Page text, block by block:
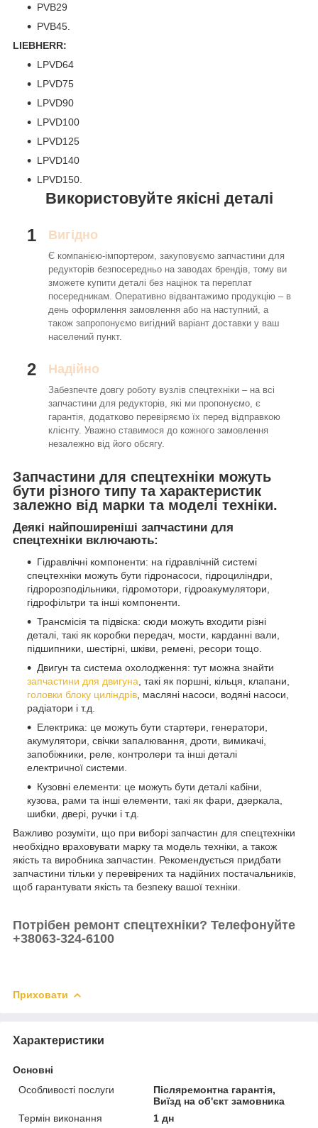
PVB29
PVB45.
LIEBHERR:
LPVD64
LPVD75
LPVD90
LPVD100
LPVD125
LPVD140
LPVD150.
Використовуйте якісні деталі
1 Вигідно
Є компанією-імпортером, закуповуємо запчастини для
редукторів безпосередньо на заводах брендів, тому ви
зможете купити деталі без націнок та переплат
посередникам. Оперативно відвантажимо продукцію – в
день оформлення замовлення або на наступний, а
також запропонуємо вигідний варіант доставки у ваш
населений пункт.
2 Надійно
Забезпечте довгу роботу вузлів спецтехніки – на всі
запчастини для редукторів, які ми пропонуємо, є
гарантія, додатково перевіряємо їх перед відправкою
клієнту. Уважно ставимося до кожного замовлення
незалежно від його обсягу.
Запчастини для спецтехніки можуть
бути різного типу та характеристик
залежно від марки та моделі техніки.
Деякі найпоширеніші запчастини для
спецтехніки включають:
Гідравлічні компоненти: на гідравлічній системі
спецтехніки можуть бути гідронасоси, гідроциліндри,
гідророзподільники, гідромотори, гідроакумулятори,
гідрофільтри та інші компоненти.
Трансмісія та підвіска: сюди можуть входити різні
деталі, такі як коробки передач, мости, карданні вали,
підшипники, шестірні, шківи, ремені, ресори тощо.
Двигун та система охолодження: тут можна знайти
запчастини для двигуна , такі як поршні, кільця, клапани,
головки блоку циліндрів , масляні насоси, водяні насоси,
радіатори і т.д.
Електрика: це можуть бути стартери, генератори,
акумулятори, свічки запалювання, дроти, вимикачі,
запобіжники, реле, контролери та інші деталі
електричної системи.
Кузовні елементи: це можуть бути деталі кабіни,
кузова, рами та інші елементи, такі як фари, дзеркала,
шибки, двері, ручки і т.д.
Важливо розуміти, що при виборі запчастин для спецтехніки
необхідно враховувати марку та модель техніки, а також
якість та виробника запчастин. Рекомендується придбати
запчастини тільки у перевірених та надійних постачальників,
щоб гарантувати якість та безпеку вашої техніки.
Потрібен ремонт спецтехніки? Телефонуйте
+38063-324-6100
Приховати
Характеристики
Основні
Особливості послуги
Післяремонтна гарантія,
Виїзд на об'єкт замовника
Термін виконання
1 дн